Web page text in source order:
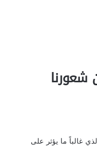
شعورنا
غالباً ما يؤثر على